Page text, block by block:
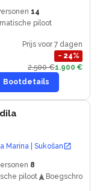
14
piloot
Prijs voor 7 dagen
− 24%
2.500 €1.900 €
Bootdetails
Marina | Sukošan
8
piloot Boegschroef